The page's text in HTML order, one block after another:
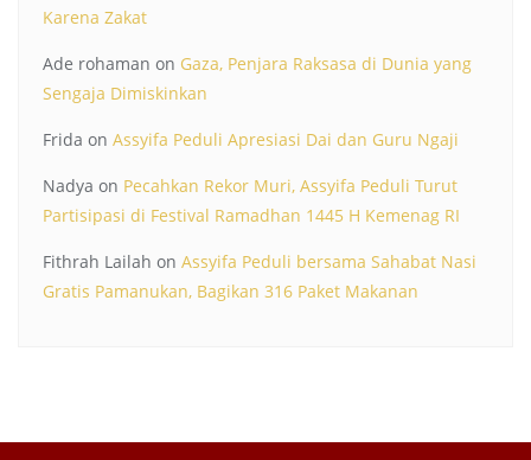
Karena Zakat
Ade rohaman on Gaza, Penjara Raksasa di Dunia yang
Sengaja Dimiskinkan
Frida on Assyifa Peduli Apresiasi Dai dan Guru Ngaji
Nadya on Pecahkan Rekor Muri, Assyifa Peduli Turut
Partisipasi di Festival Ramadhan 1445 H Kemenag RI
Fithrah Lailah on Assyifa Peduli bersama Sahabat Nasi
Gratis Pamanukan, Bagikan 316 Paket Makanan